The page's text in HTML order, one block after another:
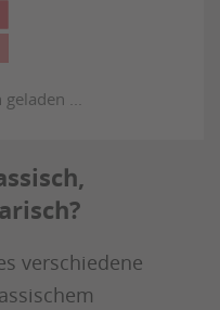
verschiedene